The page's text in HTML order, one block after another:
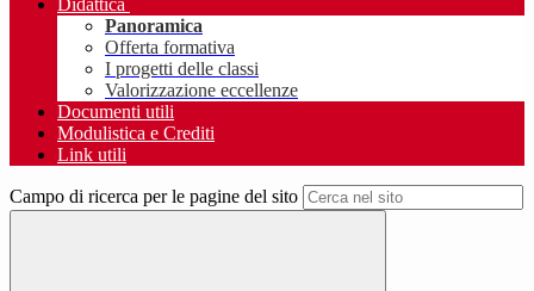
Didattica
Panoramica
Offerta formativa
I progetti delle classi
Valorizzazione eccellenze
Documenti utili
Modulistica e Crediti
Link utili
Campo di ricerca per le pagine del sito